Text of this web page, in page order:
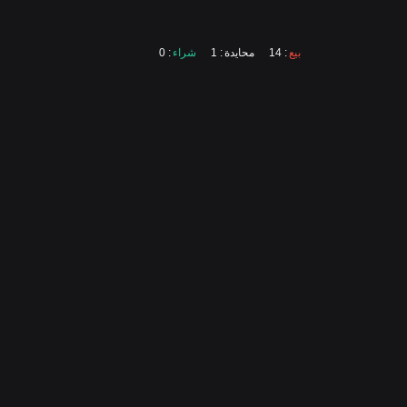
بيع: 14 محايدة: 1 شراء : 0